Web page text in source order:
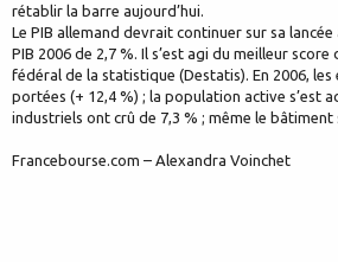
rétablir la barre aujourd’hui.
Le PIB allemand devrait continuer sur sa
PIB 2006 de 2,7 %. Il s’est agi du meilleur score
fédéral de la statistique (Destatis). En 2006,
portées (+ 12,4 %) ; la population active s’est
industriels ont crû de 7,3 % ; même le bâtiment
Francebourse.com – Alexandra Voinchet